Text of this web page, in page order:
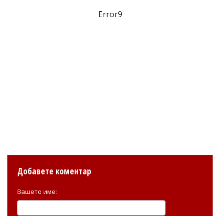
Error9
Добавете коментар
Вашето име: